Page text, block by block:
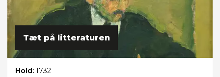
Tæt på litteraturen
Hold: 1732